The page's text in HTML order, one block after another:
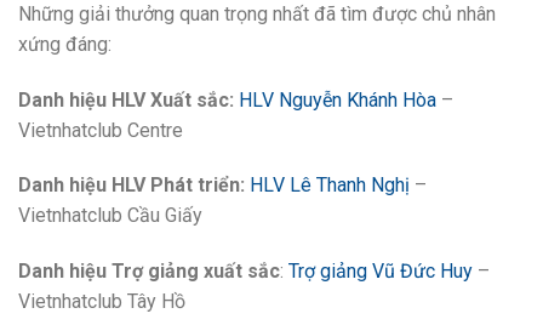
Những giải thưởng quan trọng nhất đã tìm được chủ nhân
xứng đáng:
Danh hiệu HLV Xuất sắc: HLV Nguyễn Khánh Hòa –
Vietnhatclub Centre
Danh hiệu HLV Phát triển: HLV Lê Thanh Nghị –
Vietnhatclub Cầu Giấy
Danh hiệu Trợ giảng xuất sắc: Trợ giảng Vũ Đức Huy –
Vietnhatclub Tây Hồ